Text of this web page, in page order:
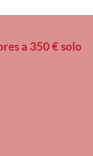
a 350 € solo